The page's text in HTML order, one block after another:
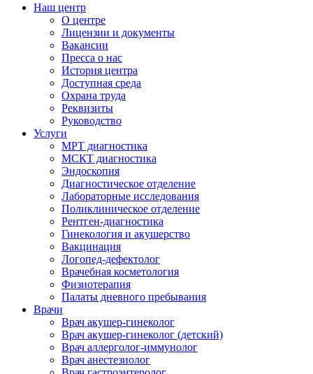
Наш центр
О центре
Лицензии и документы
Вакансии
Пресса о нас
История центра
Доступная среда
Охрана труда
Реквизиты
Руководство
Услуги
МРТ диагностика
МСКТ диагностика
Эндоскопия
Диагностическое отделение
Лабораторные исследования
Поликлиническое отделение
Рентген-диагностика
Гинекология и акушерство
Вакцинация
Логопед-дефектолог
Врачебная косметология
Физиотерапия
Палаты дневного пребывания
Врачи
Врач акушер-гинеколог
Врач акушер-гинеколог (детский)
Врач аллерголог-иммунолог
Врач анестезиолог